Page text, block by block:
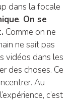
dans la focale
. On se
Comme on ne
ne sait pas
vidéos dans les
des choses. Ce
Au
c’est